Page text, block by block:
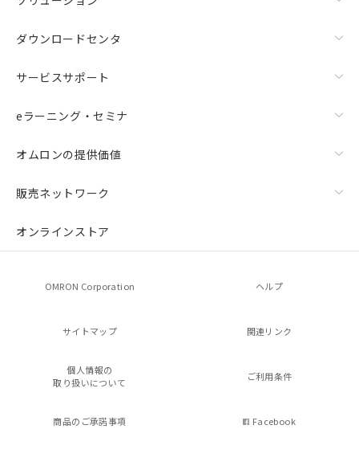
ダウンロードセンタ
サービスサポート
eラーニング・セミナ
オムロンの提供価値
販売ネットワーク
オンラインストア
OMRON Corporation ヘルプ
サイトマップ 関連リンク
個人情報の
取り扱いについて
ご利用条件
商品のご承諾事項 Facebook